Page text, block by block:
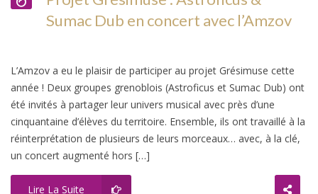
Sumac Dub en concert avec l’Amzov
L’Amzov a eu le plaisir de participer au projet Grésimuse cette
année ! Deux groupes grenoblois (Astroficus et Sumac Dub) ont
été invités à partager leur univers musical avec près d’une
cinquantaine d’élèves du territoire. Ensemble, ils ont travaillé à la
réinterprétation de plusieurs de leurs morceaux… avec, à la clé,
un concert augmenté hors […]
Lire La Suite